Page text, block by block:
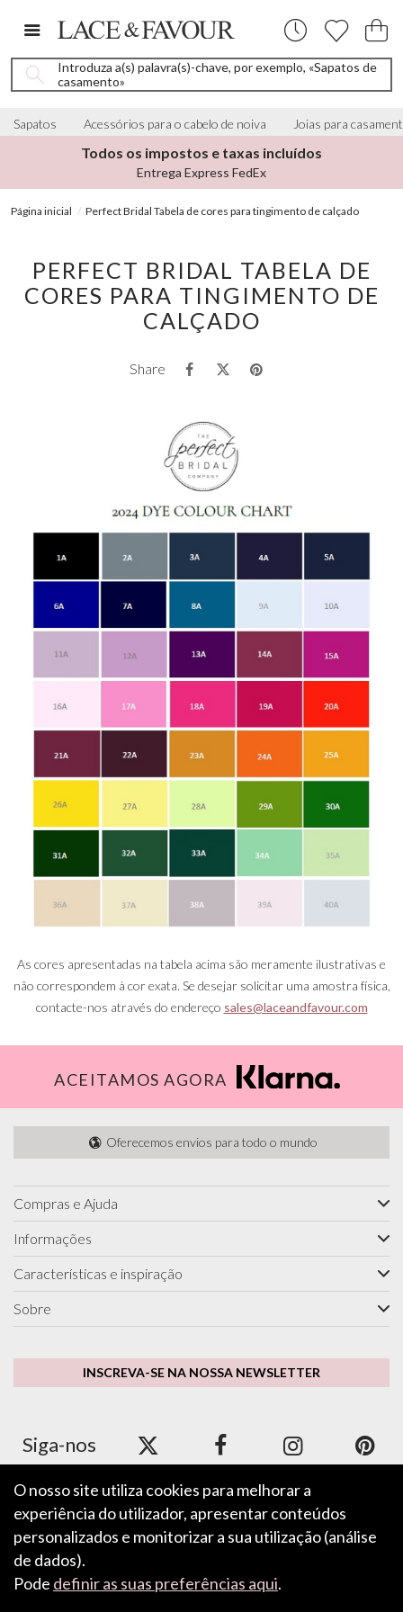
Introduza a(s) palavra(s)-chave, por exemplo, «Sapatos de
casamento»
Sapatos Acessórios para o cabelo de noiva Joias para
Todos os impostos e taxas incluídos
Entrega Express FedEx
Página inicial Perfect Bridal Tabela de cores para tingimento de calçado
PERFECT BRIDAL TABELA DE
CORES PARA TINGIMENTO DE
CALÇADO
Share
As cores apresentadas na tabela acima são meramente ilustrativas e
não correspondem à cor exata. Se desejar solicitar uma amostra física,
contacte-nos através do endereço sales@laceandfavour.com
ACEITAMOS AGORA
Oferecemos envios para todo o mundo
Compras e Ajuda
Informações
Características e inspiração
Sobre
INSCREVA-SE NA NOSSA NEWSLETTER
Siga-nos
Aceitamos Apple Pay, Google Pay, PayPal e cartões de
O nosso site utiliza cookies para melhorar a
experiência do utilizador, apresentar conteúdos
personalizados e monitorizar a sua utilização (análise
de dados).
Pode definir as suas preferências aqui.